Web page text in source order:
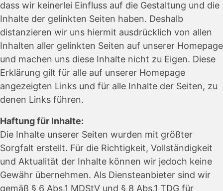
dass wir keinerlei Einfluss auf die Gestaltung und die
Inhalte der gelinkten Seiten haben. Deshalb
distanzieren wir uns hiermit ausdrücklich von allen
Inhalten aller gelinkten Seiten auf unserer Homepage
und machen uns diese Inhalte nicht zu Eigen. Diese
Erklärung gilt für alle auf unserer Homepage
angezeigten Links und für alle Inhalte der Seiten, zu
denen Links führen.
Haftung für Inhalte:
Die Inhalte unserer Seiten wurden mit größter
Sorgfalt erstellt. Für die Richtigkeit, Vollständigkeit
und Aktualität der Inhalte können wir jedoch keine
Gewähr übernehmen. Als Diensteanbieter sind wir
gemäß § 6 Abs.1 MDStV und § 8 Abs.1 TDG für